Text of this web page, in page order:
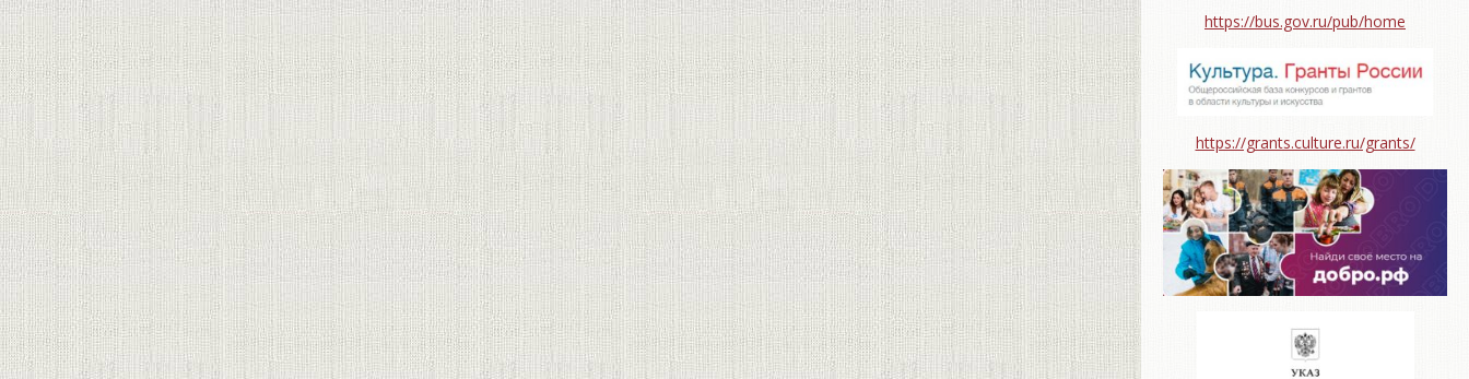
https://bus.gov.ru/pub/home
https://grants.culture.ru/grants/